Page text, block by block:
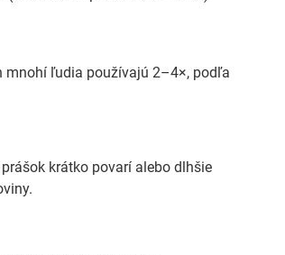
mnohí ľudia používajú 2–4×, podľa
krátko povarí alebo dlhšie